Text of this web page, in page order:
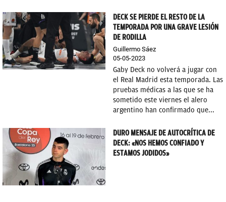
DECK SE PIERDE EL RESTO DE LA
TEMPORADA POR UNA GRAVE LESIÓN
DE RODILLA
Guillermo Sáez
05-05-2023
Gaby Deck no volverá a jugar con
el Real Madrid esta temporada. Las
pruebas médicas a las que se ha
sometido este viernes el alero
argentino han confirmado que...
DURO MENSAJE DE AUTOCRÍTICA DE
DECK: «NOS HEMOS CONFIADO Y
ESTAMOS JODIDOS»